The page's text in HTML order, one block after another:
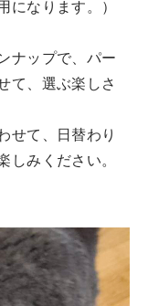
になります。）
ナップで、パー
て、選ぶ楽しさ
せて、日替わり
しみください。